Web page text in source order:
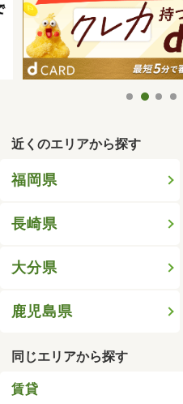
近くのエリアから探す
福岡県
長崎県
大分県
鹿児島県
同じエリアから探す
賃貸